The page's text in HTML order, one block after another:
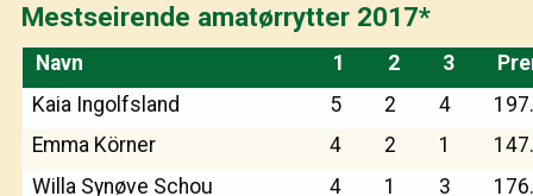
Mestseirende amatørrytter 2017*
Navn 1 2 3
Kaia Ingolfsland
5 2 4
Emma Körner
4 2 1
Willa Synøve Schou
4 1 3